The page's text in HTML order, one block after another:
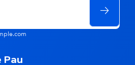
Pau